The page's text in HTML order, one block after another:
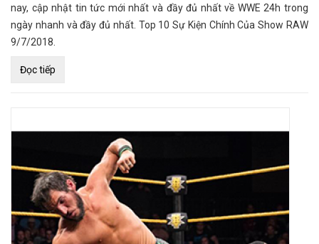
nay, cập nhật tin tức mới nhất và đầy đủ nhất về WWE 24h trong
ngày nhanh và đầy đủ nhất. Top 10 Sự Kiện Chính Của Show RAW
9/7/2018.
Đọc tiếp